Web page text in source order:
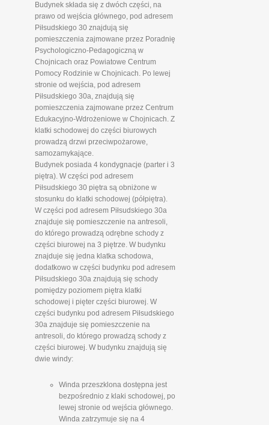
Budynek składa się z dwóch części, na
prawo od wejścia głównego, pod adresem
Piłsudskiego 30 znajdują się
pomieszczenia zajmowane przez Poradnię
Psychologiczno-Pedagogiczną w
Chojnicach oraz Powiatowe Centrum
Pomocy Rodzinie w Chojnicach. Po lewej
stronie od wejścia, pod adresem
Piłsudskiego 30a, znajdują się
pomieszczenia zajmowane przez Centrum
Edukacyjno-Wdrożeniowe w Chojnicach. Z
klatki schodowej do części biurowych
prowadzą drzwi przeciwpożarowe,
samozamykające.
Budynek posiada 4 kondygnacje (parter i 3
piętra). W części pod adresem
Piłsudskiego 30 piętra są obniżone w
stosunku do klatki schodowej (półpiętra).
W części pod adresem Piłsudskiego 30a
znajduje się pomieszczenie na antresoli,
do którego prowadzą odrębne schody z
części biurowej na 3 piętrze. W budynku
znajduje się jedna klatka schodowa,
dodatkowo w części budynku pod adresem
Piłsudskiego 30a znajdują się schody
pomiędzy poziomem piętra klatki
schodowej i pięter części biurowej. W
części budynku pod adresem Piłsudskiego
30a znajduje się pomieszczenie na
antresoli, do którego prowadzą schody z
części biurowej. W budynku znajdują się
dwie windy:
Winda przeszklona dostępna jest
bezpośrednio z klaki schodowej, po
lewej stronie od wejścia głównego.
Winda zatrzymuje się na 4